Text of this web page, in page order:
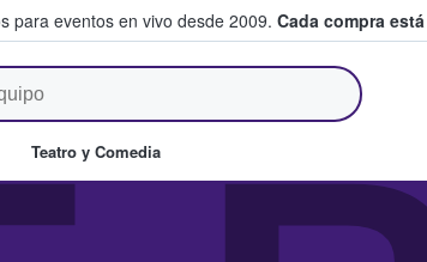
para eventos en vivo desde 2009. Cada compra
compran y venden boletos
Teatro y Comedia